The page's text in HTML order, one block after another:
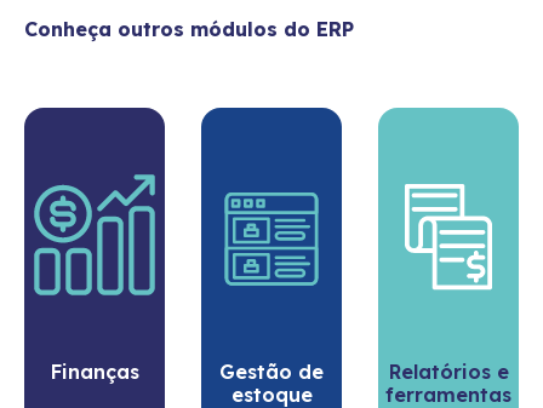
Conheça outros módulos do ERP
Finanças
Gestão de
estoque
Relatórios e
ferramentas